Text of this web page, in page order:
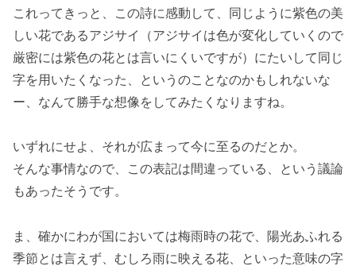
これってきっと、この詩に感動して、同じように紫色の美
しい花であるアジサイ（アジサイは色が変化していくので
厳密には紫色の花とは言いにくいですが）にたいして同じ
字を用いたくなった、というのことなのかもしれないな
ー、なんて勝手な想像をしてみたくなりますね。
いずれにせよ、それが広まって今に至るのだとか。
そんな事情なので、この表記は間違っている、という議論
もあったそうです。
ま、確かにわが国においては梅雨時の花で、陽光あふれる
季節とは言えず、むしろ雨に映える花、といった意味の字